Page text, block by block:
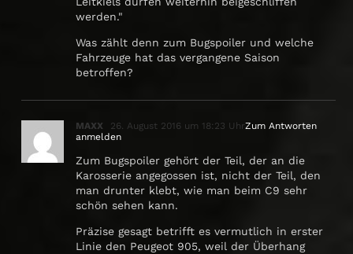
werden."
Was zählt denn zum Bugspoiler und welche
Fahrzeuge hat das vergangene Saison
betroffen?
MAXX 26. August 2016 um 18:23 UhrZum Antworten
anmelden
Zum Bugspoiler gehört der Teil, der an die
Karosserie angegossen ist, nicht der Teil, den
man drunter klebt, wie man beim C9 sehr
schön sehen kann.
Präzise gesagt betrifft es vermutlich in erster
Linie den Peugeot 905, weil der Überhang